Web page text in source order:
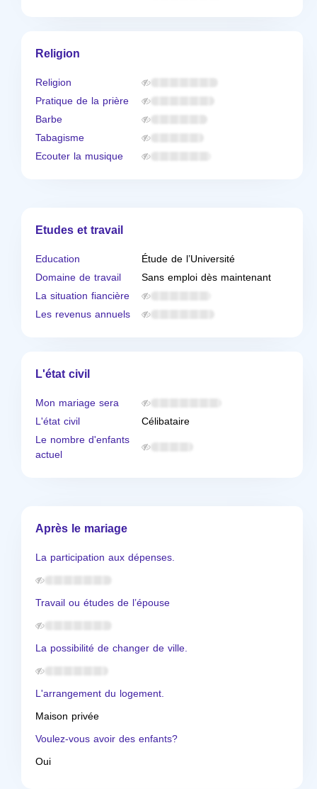
Religion
Religion
Pratique de la prière
Barbe
Tabagisme
Ecouter la musique
Etudes et travail
Education
Étude de l’Université
Domaine de travail
Sans emploi dès maintenant
La situation fiancière
Les revenus annuels
L'état civil
Mon mariage sera
L'état civil
Célibataire
Le nombre d'enfants
actuel
Après le mariage
La participation aux dépenses.
Travail ou études de l’épouse
La possibilité de changer de ville.
L'arrangement du logement.
Maison privée
Voulez-vous avoir des enfants?
Oui